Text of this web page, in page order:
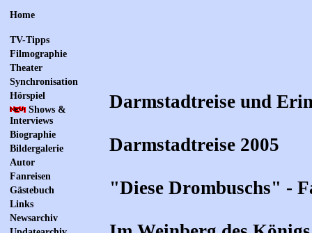
Home
TV-Tipps
Filmographie
Theater
Synchronisation
Hörspiel
Shows &
Interviews
Biographie
Bildergalerie
Autor
Fanreisen
Gästebuch
Links
Newsarchiv
Darmstadtreise und
Darmstadtreise 2005
"Diese Drombuschs" -